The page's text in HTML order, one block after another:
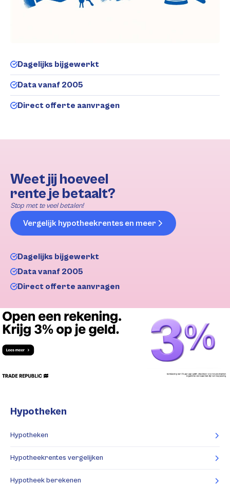
Dagelijks bijgewerkt
Data vanaf 2005
Direct offerte aanvragen
Weet jij hoeveel
rente je betaalt?
Stop met te veel betalen!
Vergelijk hypotheekrentes en meer
Dagelijks bijgewerkt
Data vanaf 2005
Direct offerte aanvragen
Hypotheken
Hypotheken
Hypotheekrentes vergelijken
Hypotheek berekenen